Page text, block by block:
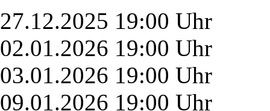
27.12.2025 19:00 Uhr
02.01.2026 19:00 Uhr
03.01.2026 19:00 Uhr
09.01.2026 19:00 Uhr